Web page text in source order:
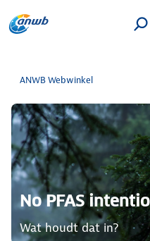
ANWB Webwinkel
No PFAS
Wat houdt dat in?